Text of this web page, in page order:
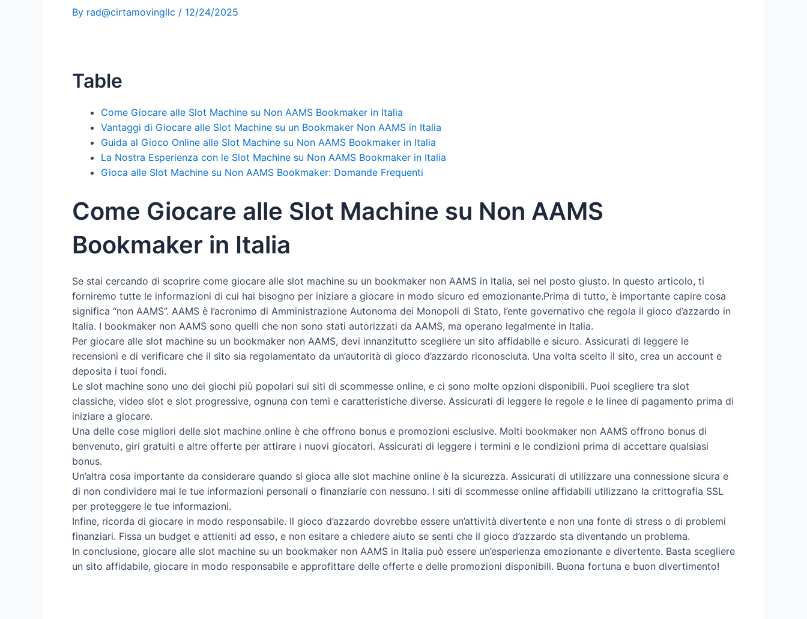
By rad@cirtamovingllc / 12/24/2025
Table
Come Giocare alle Slot Machine su Non AAMS Bookmaker in Italia
Vantaggi di Giocare alle Slot Machine su un Bookmaker Non AAMS in Italia
Guida al Gioco Online alle Slot Machine su Non AAMS Bookmaker in Italia
La Nostra Esperienza con le Slot Machine su Non AAMS Bookmaker in Italia
Gioca alle Slot Machine su Non AAMS Bookmaker: Domande Frequenti
Come Giocare alle Slot Machine su Non AAMS
Bookmaker in Italia
Se stai cercando di scoprire come giocare alle slot machine su un bookmaker non AAMS in Italia, sei nel posto giusto. In questo articolo, ti
forniremo tutte le informazioni di cui hai bisogno per iniziare a giocare in modo sicuro ed emozionante.Prima di tutto, è importante capire cosa
significa “non AAMS”. AAMS è l’acronimo di Amministrazione Autonoma dei Monopoli di Stato, l’ente governativo che regola il gioco d’azzardo in
Italia. I bookmaker non AAMS sono quelli che non sono stati autorizzati da AAMS, ma operano legalmente in Italia.
Per giocare alle slot machine su un bookmaker non AAMS, devi innanzitutto scegliere un sito affidabile e sicuro. Assicurati di leggere le
recensioni e di verificare che il sito sia regolamentato da un’autorità di gioco d’azzardo riconosciuta. Una volta scelto il sito, crea un account e
deposita i tuoi fondi.
Le slot machine sono uno dei giochi più popolari sui siti di scommesse online, e ci sono molte opzioni disponibili. Puoi scegliere tra slot
classiche, video slot e slot progressive, ognuna con temi e caratteristiche diverse. Assicurati di leggere le regole e le linee di pagamento prima di
iniziare a giocare.
Una delle cose migliori delle slot machine online è che offrono bonus e promozioni esclusive. Molti bookmaker non AAMS offrono bonus di
benvenuto, giri gratuiti e altre offerte per attirare i nuovi giocatori. Assicurati di leggere i termini e le condizioni prima di accettare qualsiasi
bonus.
Un’altra cosa importante da considerare quando si gioca alle slot machine online è la sicurezza. Assicurati di utilizzare una connessione sicura e
di non condividere mai le tue informazioni personali o finanziarie con nessuno. I siti di scommesse online affidabili utilizzano la crittografia SSL
per proteggere le tue informazioni.
Infine, ricorda di giocare in modo responsabile. Il gioco d’azzardo dovrebbe essere un’attività divertente e non una fonte di stress o di problemi
finanziari. Fissa un budget e attieniti ad esso, e non esitare a chiedere aiuto se senti che il gioco d’azzardo sta diventando un problema.
In conclusione, giocare alle slot machine su un bookmaker non AAMS in Italia può essere un’esperienza emozionante e divertente. Basta scegliere
un sito affidabile, giocare in modo responsabile e approfittare delle offerte e delle promozioni disponibili. Buona fortuna e buon divertimento!